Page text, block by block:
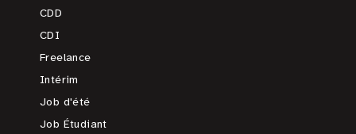
CDD
CDI
Freelance
Intérim
Job d'été
Job Étudiant